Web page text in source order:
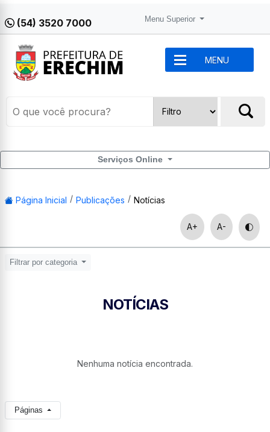
(54) 3520 7000 Menu Superior
MENU
Serviços Online
Página Inicial Publicações Notícias
A+ A-
Filtrar por categoria
NOTÍCIAS
Nenhuma notícia encontrada.
Páginas